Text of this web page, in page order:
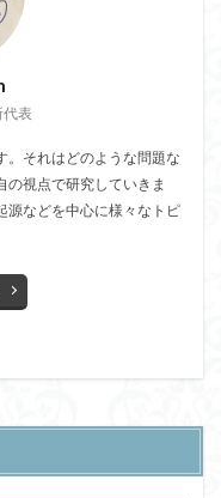
代表
。それはどのような問題な
視点で研究していきま
源などを中心に様々なトピ